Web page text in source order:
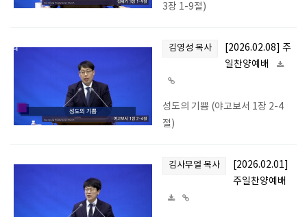
3장 1-9절)
김영성 목사
[2026.02.08] 주
일찬양예배
성도의 기쁨 (야고보서 1장 2-4
절)
김사무엘 목사
[2026.02.01]
주일찬양예배